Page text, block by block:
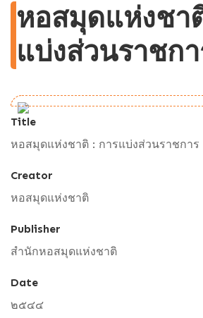
หอสมุดแห่งชา
แบ่งส่วนราชก
Title
หอสมุดแห่งชาติ : การแบ่งส่วนราชการ
Creator
หอสมุดแห่งชาติ
Publisher
สำนักหอสมุดแห่งชาติ
Date
๒๕๔๔